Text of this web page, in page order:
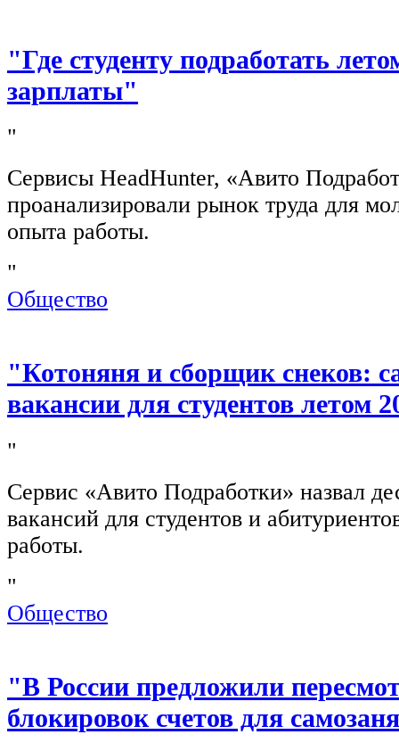
"Где студенту подработать
зарплаты"
"
Сервисы HeadHunter, «Авито
проанализировали рынок труда для
опыта работы.
"
Общество
"Котоняня и сборщик снеков:
вакансии для студентов летом
"
Сервис «Авито Подработки» назвал
вакансий для студентов и
работы.
"
Общество
"В России предложили
блокировок счетов для